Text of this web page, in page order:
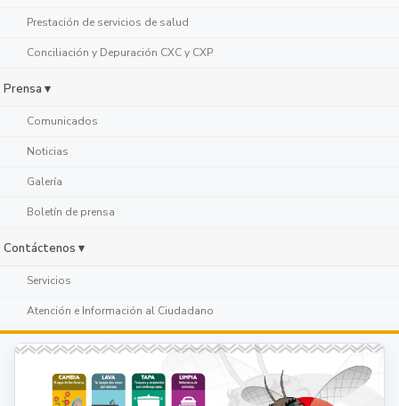
Prestación de servicios de salud
Conciliación y Depuración CXC y CXP
Prensa ▾
Comunicados
Noticias
Galería
Boletín de prensa
Contáctenos ▾
Servicios
Atención e Información al Ciudadano